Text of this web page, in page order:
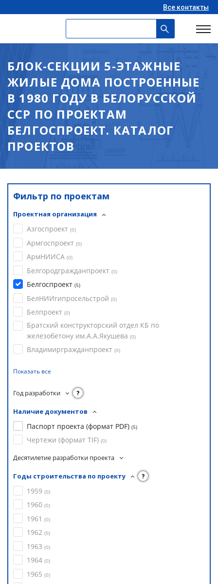
Все контакты
БЛОК-СЕКЦИИ 5-ЭТАЖНЫЕ
ЖИЛЫЕ ДОМА ПОСТРОЕННЫЕ
В 1980 ГОДУ В БЕЛОРУССКОЙ
ССР ПО ПРОЕКТАМ
БЕЛГОСПРОЕКТ. КАТАЛОГ
ПРОЕКТОВ
Фильтр по проектам
Проектная организация
Азгоспроект (0)
Армгоспроект (0)
АрмНИИСА (0)
Белгородгражданпроект (0)
Белгоспроект (5)
БелНИИгипросельстрой (0)
Белпроект (0)
Братский конструкторский отдел КБ по
железобетону им.А.А.Якушева (0)
Владимиргражданпроект (0)
Показать все
Год разработки ?
Наличие документов
Паспорт проекта (формат PDF) (5)
Чертежи (формат TIF) (0)
Десятилетие разработки проекта
Годы строительства по проекту ?
1959 (0)
1960 (0)
1961 (0)
1962 (0)
1963 (0)
1964 (0)
1965 (0)